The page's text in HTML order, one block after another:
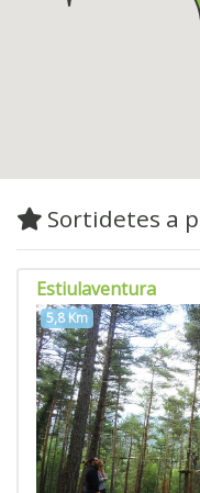
Sortidetes a
Estiulaventura
5,8 Km